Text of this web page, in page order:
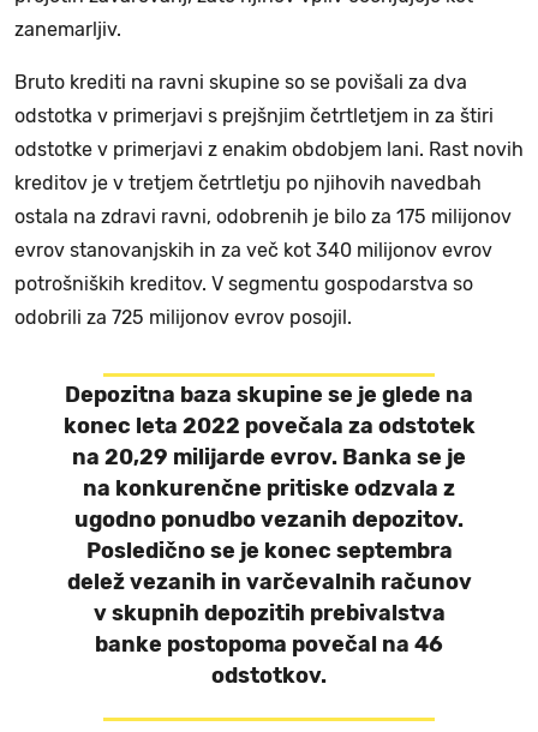
zanemarljiv.
Bruto krediti na ravni skupine so se povišali za dva
odstotka v primerjavi s prejšnjim četrtletjem in za štiri
odstotke v primerjavi z enakim obdobjem lani. Rast novih
kreditov je v tretjem četrtletju po njihovih navedbah
ostala na zdravi ravni, odobrenih je bilo za 175 milijonov
evrov stanovanjskih in za več kot 340 milijonov evrov
potrošniških kreditov. V segmentu gospodarstva so
odobrili za 725 milijonov evrov posojil.
Depozitna baza skupine se je glede na
konec leta 2022 povečala za odstotek
na 20,29 milijarde evrov. Banka se je
na konkurenčne pritiske odzvala z
ugodno ponudbo vezanih depozitov.
Posledično se je konec septembra
delež vezanih in varčevalnih računov
v skupnih depozitih prebivalstva
banke postopoma povečal na 46
odstotkov.